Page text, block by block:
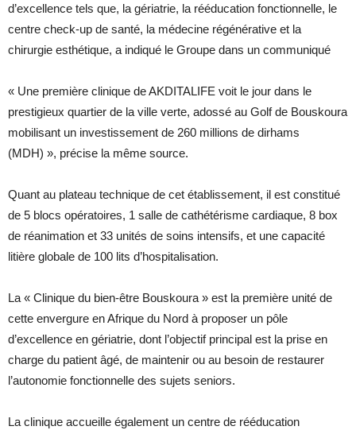
d’excellence tels que, la gériatrie, la rééducation fonctionnelle, le
centre check-up de santé, la médecine régénérative et la
chirurgie esthétique, a indiqué le Groupe dans un communiqué
« Une première clinique de AKDITALIFE voit le jour dans le
prestigieux quartier de la ville verte, adossé au Golf de Bouskoura
mobilisant un investissement de 260 millions de dirhams
(MDH) », précise la même source.
Quant au plateau technique de cet établissement, il est constitué
de 5 blocs opératoires, 1 salle de cathétérisme cardiaque, 8 box
de réanimation et 33 unités de soins intensifs, et une capacité
litière globale de 100 lits d’hospitalisation.
La « Clinique du bien-être Bouskoura » est la première unité de
cette envergure en Afrique du Nord à proposer un pôle
d’excellence en gériatrie, dont l’objectif principal est la prise en
charge du patient âgé, de maintenir ou au besoin de restaurer
l’autonomie fonctionnelle des sujets seniors.
La clinique accueille également un centre de rééducation